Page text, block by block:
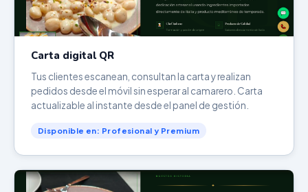
Carta digital QR
Tus clientes escanean, consultan la carta y realizan
pedidos desde el móvil sin esperar al camarero. Carta
actualizable al instante desde el panel de gestión.
Disponible en: Profesional y Premium